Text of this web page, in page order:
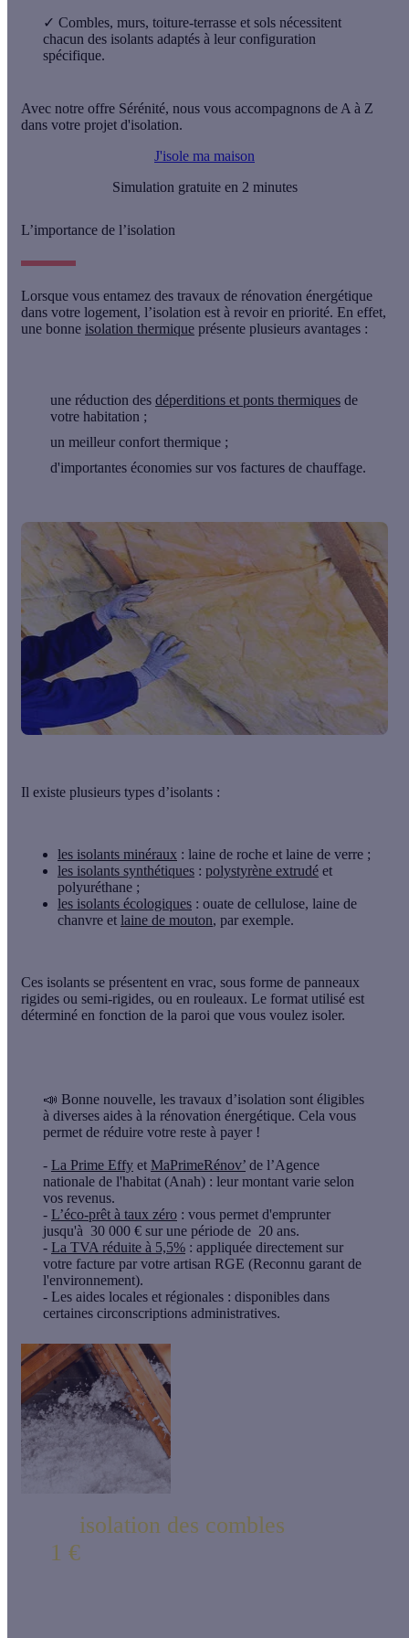
✓ Combles, murs, toiture-terrasse et sols nécessitent
chacun des isolants adaptés à leur configuration
spécifique.
Avec notre offre Sérénité, nous vous accompagnons de A à Z
dans votre projet d'isolation.
J'isole ma maison
Simulation gratuite en 2 minutes
L’importance de l’isolation
Lorsque vous entamez des travaux de rénovation énergétique
dans votre logement, l’isolation est à revoir en priorité. En effet,
une bonne isolation thermique présente plusieurs avantages :
une réduction des déperditions et ponts thermiques de
votre habitation ;
un meilleur confort thermique ;
d'importantes économies sur vos factures de chauffage.
Il existe plusieurs types d’isolants :
les isolants minéraux : laine de roche et laine de verre ;
les isolants synthétiques : polystyrène extrudé et
polyuréthane ;
les isolants écologiques : ouate de cellulose, laine de
chanvre et laine de mouton, par exemple.
Ces isolants se présentent en vrac, sous forme de panneaux
rigides ou semi-rigides, ou en rouleaux. Le format utilisé est
déterminé en fonction de la paroi que vous voulez isoler.
📣 Bonne nouvelle, les travaux d’isolation sont éligibles
à diverses aides à la rénovation énergétique. Cela vous
permet de réduire votre reste à payer !
- La Prime Effy et MaPrimeRénov’ de l’Agence
nationale de l'habitat (Anah) : leur montant varie selon
vos revenus.
- L’éco-prêt à taux zéro : vous permet d'emprunter
jusqu'à 30 000 € sur une période de 20 ans.
- La TVA réduite à 5,5% : appliquée directement sur
votre facture par votre artisan RGE (Reconnu garant de
l'environnement).
- Les aides locales et régionales : disponibles dans
certaines circonscriptions administratives.
isolation des combles
1 €